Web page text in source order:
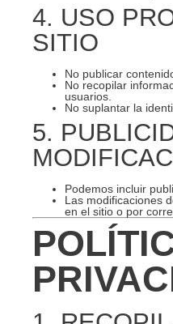
4. USO
SITIO
No publicar
No recopilar
usuarios.
No suplantar la
5.
Podemos incluir
Las modificaciones
en el sitio o por